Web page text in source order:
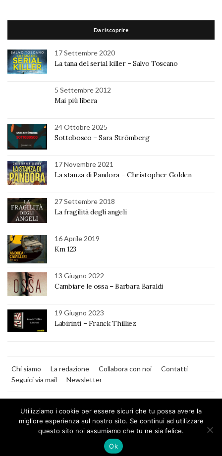
Da riscoprire
17 Settembre 2020
La tana del serial killer – Salvo Toscano
5 Settembre 2012
Mai più libera
24 Ottobre 2025
Sottobosco – Sara Strömberg
17 Novembre 2021
La stanza di Pandora – Christopher Golden
27 Settembre 2018
La fragilità degli angeli
16 Aprile 2019
Km 123
13 Giugno 2022
Cambiare le ossa – Barbara Baraldi
19 Giugno 2023
Labirinti – Franck Thilliez
Chi siamo La redazione Collabora con noi
Contatti
Seguici via mail
Newsletter
MilanoNera
Utilizziamo i cookie per essere sicuri che tu possa avere la
migliore esperienza sul nostro sito. Se continui ad utilizzare
questo sito noi assumiamo che tu ne sia felice.
Ok